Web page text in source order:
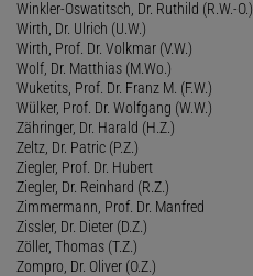
Winkler-Oswatitsch, Dr. Ruthild (R.W.-O.)
Wirth, Dr. Ulrich (U.W.)
Wirth, Prof. Dr. Volkmar (V.W.)
Wolf, Dr. Matthias (M.Wo.)
Wuketits, Prof. Dr. Franz M. (F.W.)
Wülker, Prof. Dr. Wolfgang (W.W.)
Zähringer, Dr. Harald (H.Z.)
Zeltz, Dr. Patric (P.Z.)
Ziegler, Prof. Dr. Hubert
Ziegler, Dr. Reinhard (R.Z.)
Zimmermann, Prof. Dr. Manfred
Zissler, Dr. Dieter (D.Z.)
Zöller, Thomas (T.Z.)
Zompro, Dr. Oliver (O.Z.)